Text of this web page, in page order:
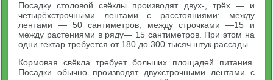
Посадку столовой свёклы производят двух-, трёх — и
четырёхстрочными лентами с расстояниями: между
лентами — 50 сантиметров, между строчками —15 и
между растениями в ряду— 15 сантиметров. При этом на
одни гектар требуется от 180 до 300 тысяч штук рассады.
Кормовая свёкла требует больших площадей питания.
Посадки обычно производят двухстрочными лентами с